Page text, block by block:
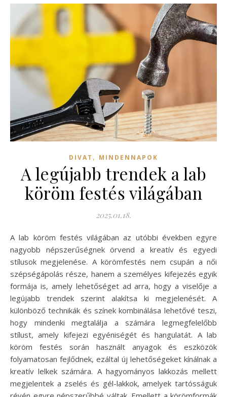
DIVAT , MINDENNAPOK
A legújabb trendek a lab
köröm festés világában
2025.01.18.
A lab köröm festés világában az utóbbi években egyre
nagyobb népszerűségnek örvend a kreatív és egyedi
stílusok megjelenése. A körömfestés nem csupán a női
szépségápolás része, hanem a személyes kifejezés egyik
formája is, amely lehetőséget ad arra, hogy a viselője a
legújabb trendek szerint alakítsa ki megjelenését. A
különböző technikák és színek kombinálása lehetővé teszi,
hogy mindenki megtalálja a számára legmegfelelőbb
stílust, amely kifejezi egyéniségét és hangulatát. A lab
köröm festés során használt anyagok és eszközök
folyamatosan fejlődnek, ezáltal új lehetőségeket kínálnak a
kreatív lelkek számára. A hagyományos lakkozás mellett
megjelentek a zselés és gél-lakkok, amelyek tartósságuk